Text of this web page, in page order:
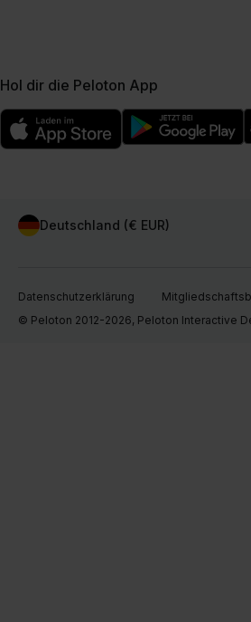
Hol dir die Peloton App
Deutschland (€ EUR)
Datenschutzerklärung
© Peloton 2012-2026, Peloton Interactive